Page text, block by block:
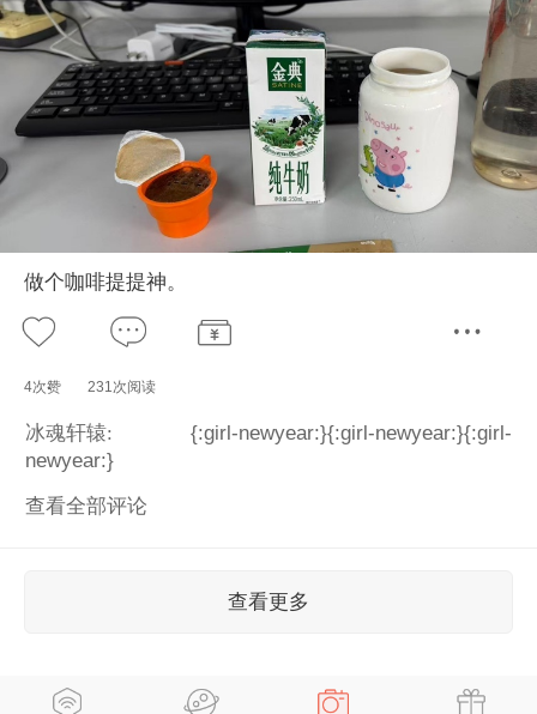
做个咖啡提提神。
4次赞 231次阅读
冰魂轩辕:
{:girl-newyear:}{:girl-newyear:}{:girl-
newyear:}
查看全部评论
查看更多